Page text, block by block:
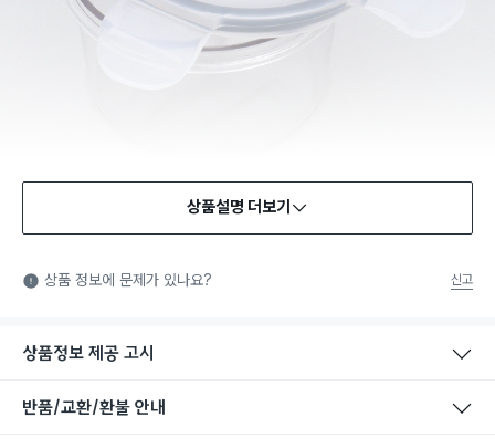
식품용 기구: 식품위생법에서 정한 규격에 따라 제조되어 식품 또
는 식품첨가물에 사용할 수 있는 식품용기구라는 표시입니다.
상품설명 더보기
상품 정보에 문제가 있나요? 신고
상품정보 제공 고시
반품/교환/환불 안내